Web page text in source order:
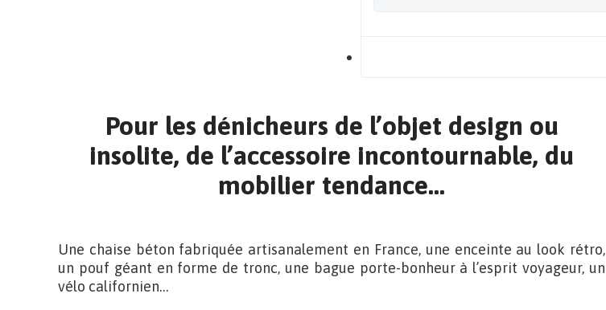
Pour les dénicheurs de l’objet design ou
insolite, de l’accessoire incontournable, du
mobilier tendance…
Une chaise béton fabriquée artisanalement en France, une enceinte au look rétro,
un pouf géant en forme de tronc, une bague porte-bonheur à l’esprit voyageur, un
vélo californien…